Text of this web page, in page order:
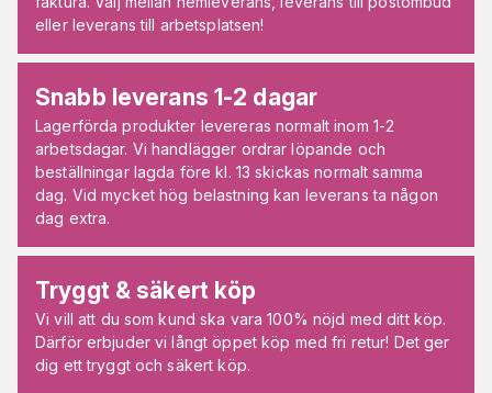
eller leverans till arbetsplatsen!
Snabb leverans 1-2 dagar
Lagerförda produkter levereras normalt inom 1-2
arbetsdagar. Vi handlägger ordrar löpande och
beställningar lagda före kl. 13 skickas normalt samma
dag. Vid mycket hög belastning kan leverans ta någon
dag extra.
Tryggt & säkert köp
Vi vill att du som kund ska vara 100% nöjd med ditt köp.
Därför erbjuder vi långt öppet köp med fri retur! Det ger
dig ett tryggt och säkert köp.